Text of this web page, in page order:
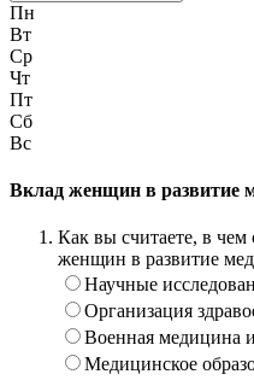
Пн
Вт
Ср
Чт
Пт
Сб
Вс
Вклад женщин в развитие
Как вы считаете, в чем
женщин в развитие
Научные
Организация
Военная медицина
Медицинское